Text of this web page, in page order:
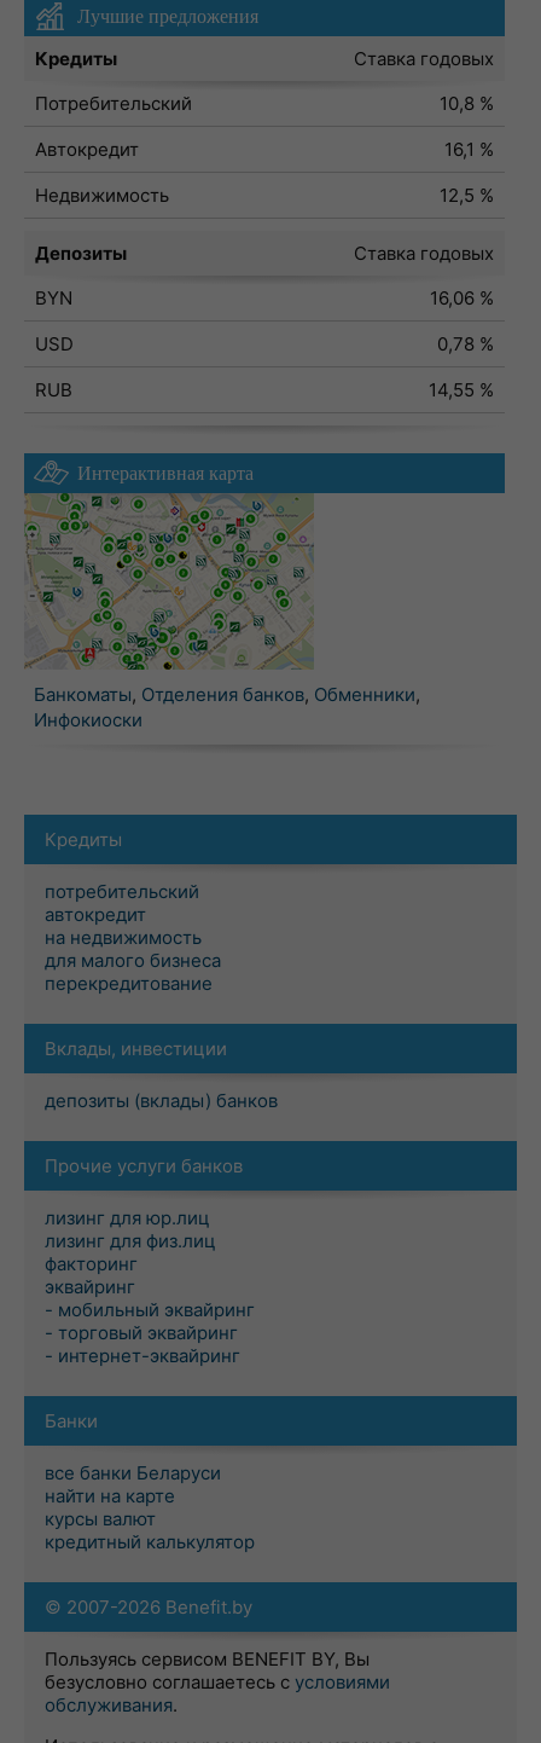
Лучшие предложения
Кредиты
Ставка годовых
Потребительский
10,8 %
Автокредит
16,1 %
Недвижимость
12,5 %
Депозиты
Ставка годовых
BYN
16,06 %
USD
0,78 %
RUB
14,55 %
Интерактивная карта
Банкоматы, Отделения банков, Обменники,
Инфокиоски
Кредиты
потребительский
автокредит
на недвижимость
для малого бизнеса
перекредитование
Вклады, инвестиции
депозиты (вклады) банков
Прочие услуги банков
лизинг для юр.лиц
лизинг для физ.лиц
факторинг
эквайринг
- мобильный эквайринг
- торговый эквайринг
- интернет-эквайринг
Банки
все банки Беларуси
найти на карте
курсы валют
кредитный калькулятор
© 2007-2026 Benefit.by
Пользуясь сервисом BENEFIT BY, Вы
безусловно соглашаетесь с условиями
обслуживания.